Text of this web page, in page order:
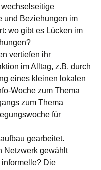
und Beziehungen im
wo gibt es Lücken im
vertiefen ihr
im Alltag, z.B. durch
eines kleinen lokalen
Woche zum Thema
zum Thema
für
gearbeitet.
Netzwerk gewählt
informelle? Die